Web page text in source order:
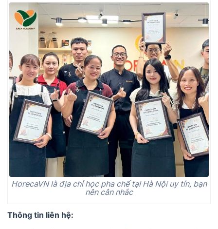
HorecaVN là địa chỉ học pha chế tại Hà Nội uy tín, bạn
nên cân nhắc
Thông tin liên hệ: